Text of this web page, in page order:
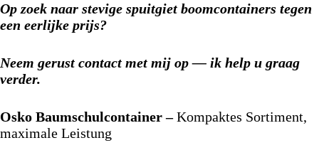
Op zoek naar stevige spuitgiet boomcontainers tegen
een eerlijke prijs?
Neem gerust contact met mij op — ik help u graag
verder.
Osko Baumschulcontainer –Kompaktes Sortiment,
maximale Leistung